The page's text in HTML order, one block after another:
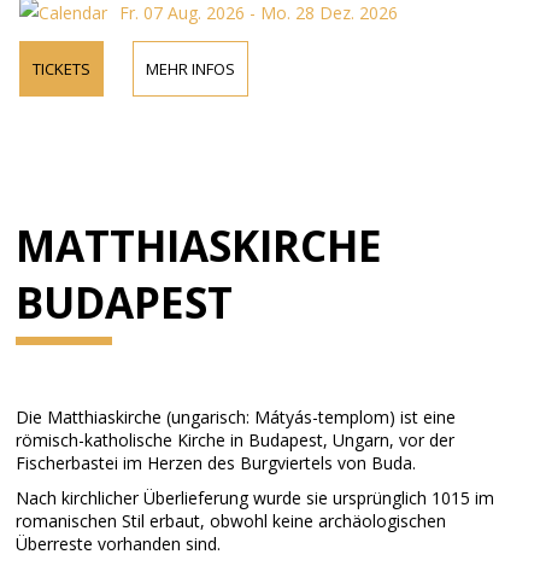
Fr. 07 Aug. 2026 - Mo. 28 Dez. 2026
TICKETS MEHR INFOS
MATTHIASKIRCHE
BUDAPEST
Die Matthiaskirche (ungarisch: Mátyás-templom) ist eine
römisch-katholische Kirche in Budapest, Ungarn, vor der
Fischerbastei im Herzen des Burgviertels von Buda.
Nach kirchlicher Überlieferung wurde sie ursprünglich 1015 im
romanischen Stil erbaut, obwohl keine archäologischen
Überreste vorhanden sind.